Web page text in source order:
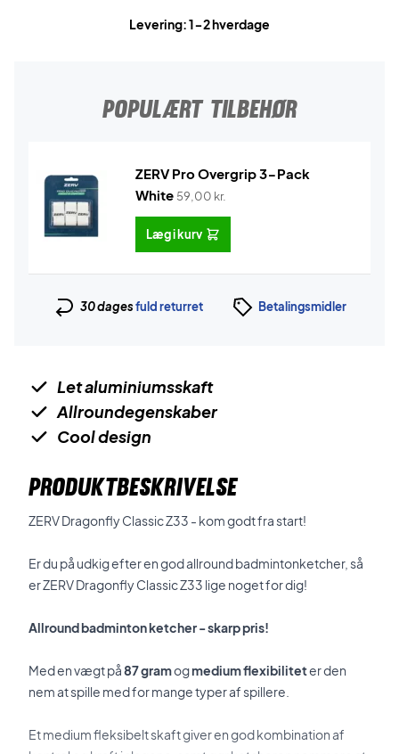
Levering: 1-2 hverdage
POPULÆRT TILBEHØR
ZERV Pro Overgrip 3-Pack
White 59,00 kr.
Læg i kurv
30 dagesfuld returret Betalingsmidler
Let aluminiumsskaft
Allroundegenskaber
Cool design
PRODUKTBESKRIVELSE
ZERV Dragonfly Classic Z33 - kom godt fra start!
Er du på udkig efter en god allround badmintonketcher, så
er ZERV Dragonfly Classic Z33 lige noget for dig!
Allround badminton ketcher - skarp pris!
Med en vægt på87 gramogmedium flexibiliteter den
nem at spille med for mange typer af spillere.
Et medium fleksibelt skaft giver en god kombination af